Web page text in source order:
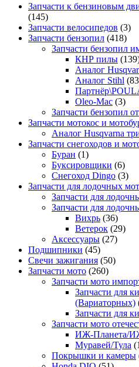
Запчасти к бензиновым
(145)
Запчасти велосипедов (3)
Запчасти бензопил (418)
Запчасти бензопил
КНР пилы
Аналог
Аналог Stihl
Oleo-Mac (3)
Запчасти бензопил
Запчасти мотокос и
Аналог Husqvarna
Запчасти снегоходов и
Буран (1)
Буксировщики (6)
Снегоход Dingo (3)
Запчасти для лодочных
Запчасти для
Запчасти для
Вихрь (36)
Ветерок (29)
Аксессуары (27)
Подшипники (45)
Свечи зажигания (50)
Запчасти мото (260)
Запчасти мото
Запчасти для
(Вариаторных)
Запчасти для
Запчасти мото
ИЖ-Планета/
Муравей/Тула
Покрышки и камеры